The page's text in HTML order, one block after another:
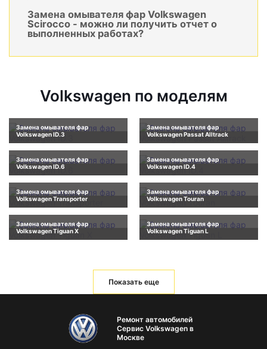
Замена омывателя фар Volkswagen
Scirocco - можно ли получить отчет о
выполненных работах?
Volkswagen по моделям
Замена омывателя фар
Volkswagen ID.3
Замена омывателя фар
Volkswagen Passat Alltrack
Замена омывателя фар
Volkswagen ID.6
Замена омывателя фар
Volkswagen ID.4
Замена омывателя фар
Volkswagen Transporter
Замена омывателя фар
Volkswagen Touran
Замена омывателя фар
Volkswagen Tiguan X
Замена омывателя фар
Volkswagen Tiguan L
Показать еще
Ремонт автомобилей
Сервис Volkswagen в
Москве